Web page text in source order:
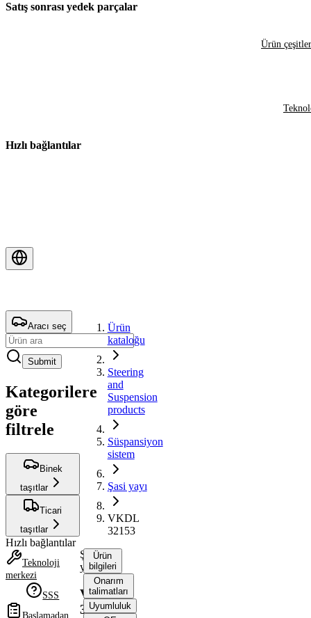
Satış sonrası yedek parçalar
Ürün
Hızlı bağlantılar
Aracı seç
Submit
Kategorilere
göre
filtrele
Binek
taşıtlar
Ticari
taşıtlar
Hızlı bağlantılar
Teknoloji
merkezi
SSS
Başlamadan
Ürün
kataloğu
Steering
and
Suspension
products
Süspansiyon
sistem
Şasi yayı
VKDL
32153
Şasi
yayı
VKDL
32153
Ürün
bilgileri
Onarım
talimatları
Uyumluluk